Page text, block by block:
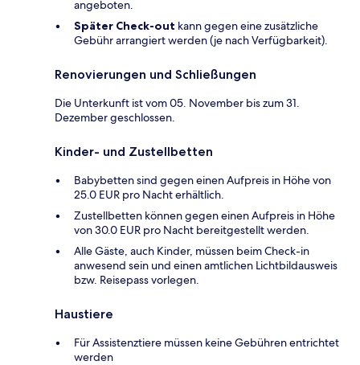
angeboten.
Später Check-out kann gegen eine zusätzliche
Gebühr arrangiert werden (je nach Verfügbarkeit).
Renovierungen und Schließungen
Die Unterkunft ist vom 05. November bis zum 31.
Dezember geschlossen.
Kinder- und Zustellbetten
Babybetten sind gegen einen Aufpreis in Höhe von
25.0 EUR pro Nacht erhältlich.
Zustellbetten können gegen einen Aufpreis in Höhe
von 30.0 EUR pro Nacht bereitgestellt werden.
Alle Gäste, auch Kinder, müssen beim Check-in
anwesend sein und einen amtlichen Lichtbildausweis
bzw. Reisepass vorlegen.
Haustiere
Für Assistenztiere müssen keine Gebühren entrichtet
werden